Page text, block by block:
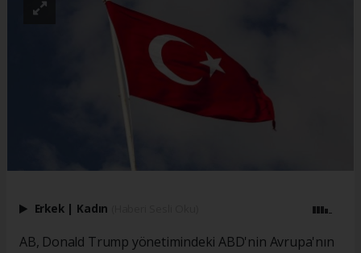
Erkek | Kadın
AB, Donald Trump yönetimindeki ABD'nin Avrupa'nın